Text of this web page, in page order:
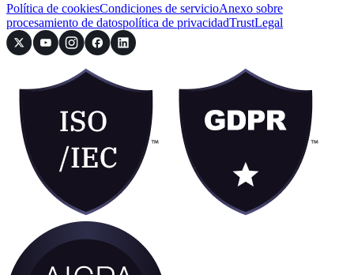
Política de cookiesCondiciones de servicioAnexo sobre
procesamiento de datospolítica de privacidadTrustLegal